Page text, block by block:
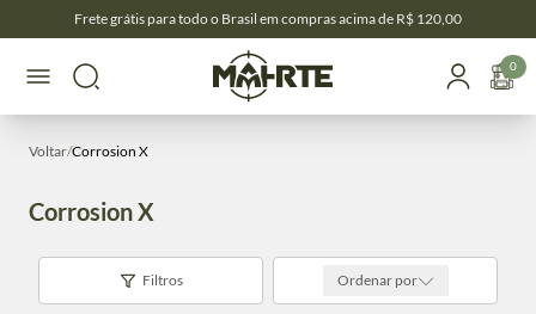
Frete grátis para todo o Brasil em compras acima de R$ 120,00
0
Voltar/Corrosion X
Corrosion X
Filtros Ordenar por